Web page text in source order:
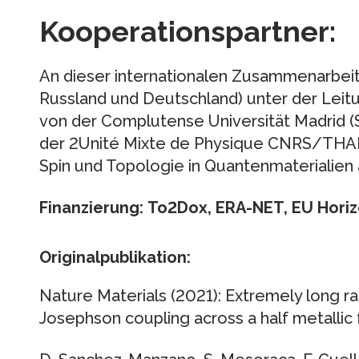
Kooperationspartner:
An dieser internationalen Zusammenarbeit
Russland und Deutschland) unter der
von der Complutense Universität Madrid
der 2Unité Mixte de Physique CNRS/
Spin und Topologie in
Finanzierung: To2Dox, ERA-NET, EU
Originalpublikation:
Nature Materials (2021): Extremely long
Josephson coupling across a half